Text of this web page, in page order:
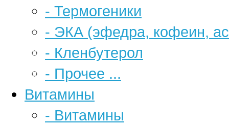
- Термогеники
- ЭКА (эфедра, кофеин,
- Кленбутерол
- Прочее ...
Витамины
- Витамины